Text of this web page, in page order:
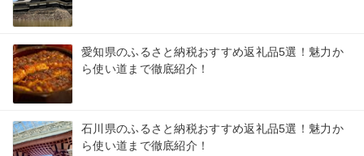
愛知県のふるさと納税おすすめ返礼品5選！魅力か
ら使い道まで徹底紹介！
石川県のふるさと納税おすすめ返礼品5選！魅力か
ら使い道まで徹底紹介！